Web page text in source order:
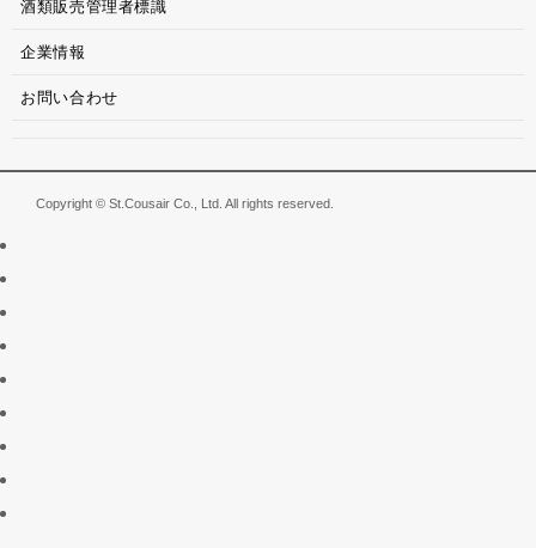
酒類販売管理者標識
企業情報
お問い合わせ
Copyright © St.Cousair Co., Ltd. All rights reserved.